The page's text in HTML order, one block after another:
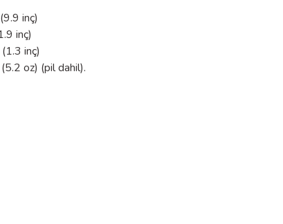
inç)
inç)
inç)
oz) (pil dahil).